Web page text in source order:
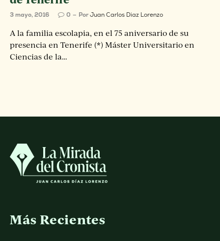
3 mayo, 2016 0 PorJuan Carlos Diaz Lorenzo
A la familia escolapia, en el 75 aniversario de su
presencia en Tenerife (*) Máster Universitario en
Ciencias de la…
Más Recientes